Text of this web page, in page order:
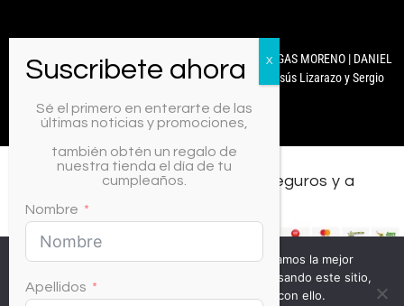
Mixcoco Colombia | Antonella Nails | MARYURY ARENGAS MORENO | DANIEL
CARABALLO | © 2025 Diseñado y Desarrollado por Jesús Lizarazo y Sergio
Todos los medios de pago, seguros y a
Sé el primero en enterarte de las
últimas noticias y promociones,
también obtén un regalo de
nuestra tienda el día de tu
cumpleaños.
Nombre
Apellidos
Usamos cookies para asegurar que te damos la mejor
experiencia en nuestra web. Si continúas usando este sitio,
asumiremos que estás de acuerdo con ello.